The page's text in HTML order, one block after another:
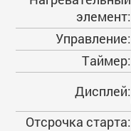
элемент:
Управление:
Таймер:
Дисплей:
Отсрочка старта: